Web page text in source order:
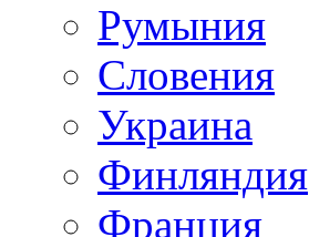
Румыния
Словения
Украина
Финляндия
Франция